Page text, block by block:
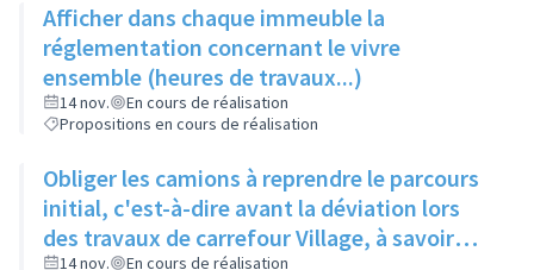
Afficher dans chaque immeuble la
réglementation concernant le vivre
ensemble (heures de travaux...)
14 nov.
En cours de réalisation
Propositions en cours de réalisation
Obliger les camions à reprendre le parcours
initial, c'est-à-dire avant la déviation lors
des travaux de carrefour Village, à savoir
14 nov.
En cours de réalisation